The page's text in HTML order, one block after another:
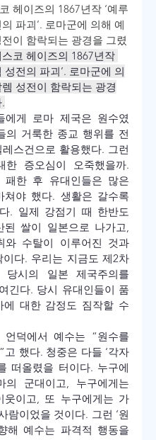
헤이즈의 1867년작 ‘예루
파괴’. 로마군에 의해 예
이 함락되는 광경을 그렸
스코 헤이즈의 1867년작
성전의 파괴’. 로마군에 의
성전이 함락되는 광경
에게 로마 제국은 원수였
의 거룩한 종교 행위를 전
스건으로 활용했다. 그런
한 증오심이 오죽했을까.
패한 후 유대인들은 많은
쳐야 했다. 생활은 갈수록
. 일제 강점기 때 한반도
된 쌀이 일본으로 나가고,
와 수탈이 이루어진 것과
이다. 우리는 지금도 제2차
당시의 일본 제국주의를
긴다. 당시 유대인들이 품
에 대한 감정도 짐작할 수
언덕에서 예수는 “원수를
고 했다. 청중은 다들 ‘각자
떠올렸을 터이다. 누구에
의 군대이고, 누구에게는
웃이고, 또 누구에게는 가
람이었을 것이다. 그런 ‘원
해 예수는 파격적 행동을